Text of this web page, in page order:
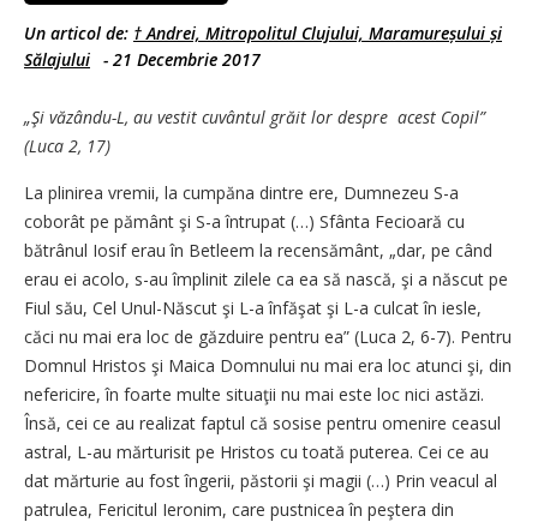
Un articol de: † Andrei, Mitropolitul Clujului, Maramureșului și
Sălajului - 21 Decembrie 2017
„Şi văzându-L, au vestit cuvântul grăit lor despre acest Copil”
(Luca 2, 17)
La plinirea vremii, la cumpăna dintre ere, Dumnezeu S-a
coborât pe pământ şi S-a întrupat (…) Sfânta Fecioară cu
bătrânul Iosif erau în Betleem la recensământ, „dar, pe când
erau ei acolo, s-au împlinit zilele ca ea să nască, şi a născut pe
Fiul său, Cel Unul-Născut şi L-a înfăşat şi L-a culcat în iesle,
căci nu mai era loc de găzduire pentru ea” (Luca 2, 6-7). Pentru
Domnul Hristos şi Maica Domnului nu mai era loc atunci şi, din
nefericire, în foarte multe situaţii nu mai este loc nici astăzi.
Însă, cei ce au realizat faptul că sosise pentru omenire ceasul
astral, L-au mărturisit pe Hristos cu toată puterea. Cei ce au
dat mărturie au fost îngerii, păstorii şi magii (…) Prin veacul al
patrulea, Fericitul Ieronim, care pustnicea în peştera din